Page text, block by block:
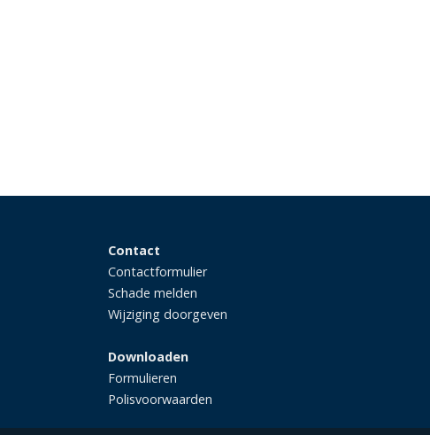
Contact
Contactformulier
Schade melden
Wijziging doorgeven
Downloaden
Formulieren
Polisvoorwaarden